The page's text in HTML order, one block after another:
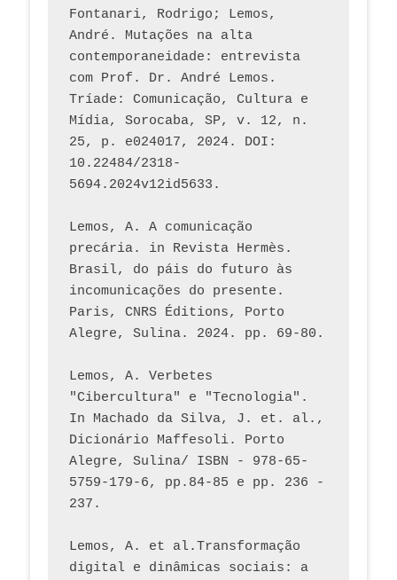
Fontanari, Rodrigo; Lemos,
André. Mutações na alta
contemporaneidade: entrevista
com Prof. Dr. André Lemos.
Tríade: Comunicação, Cultura e
Mídia, Sorocaba, SP, v. 12, n.
25, p. e024017, 2024. DOI:
10.22484/2318-
5694.2024v12id5633.
Lemos, A. A comunicação
precária. in Revista Hermès.
Brasil, do páis do futuro às
incomunicações do presente.
Paris, CNRS Éditions, Porto
Lemos, A. Verbetes
"Cibercultura" e "Tecnologia".
In Machado da Silva, J. et. al.,
Dicionário Maffesoli. Porto
Alegre, Sulina/ ISBN - 978-65-
5759-179-6, pp.84-85 e pp. 236 -
237.
Lemos, A. et al.Transformação
digital e dinâmicas sociais: a